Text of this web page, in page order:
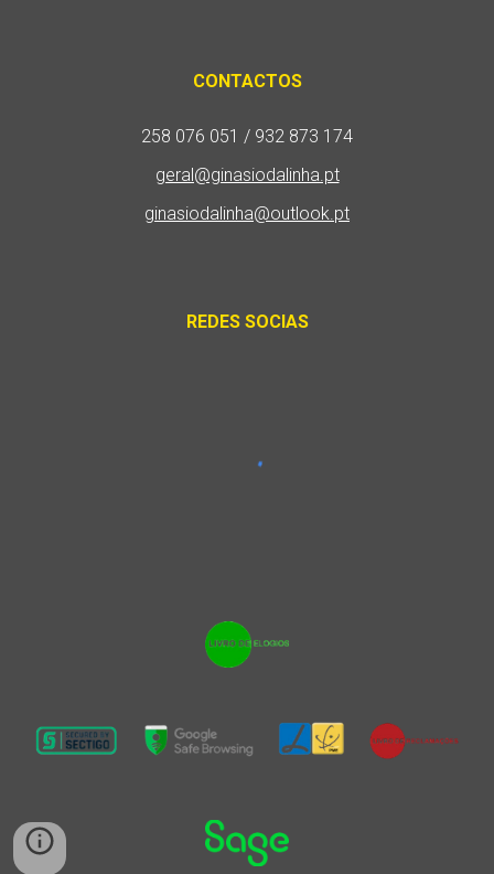
CONTACTOS
258 076 051 / 932 873 174
geral@ginasiodalinha.pt
ginasiodalinha@outlook.pt
REDES SOCIAS